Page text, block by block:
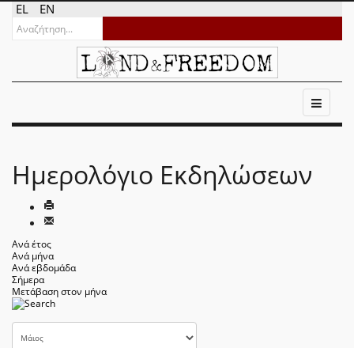
EL EN
Ημερολόγιο Εκδηλώσεων
Ανά έτος
Ανά μήνα
Ανά εβδομάδα
Σήμερα
Μετάβαση στον μήνα